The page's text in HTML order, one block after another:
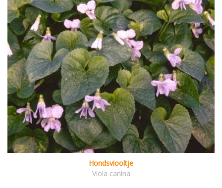
Hondsviooltje
Viola canina